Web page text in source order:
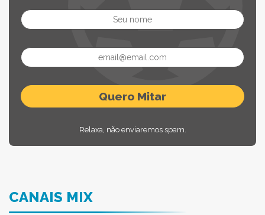
Relaxa, não enviaremos spam.
CANAIS MIX